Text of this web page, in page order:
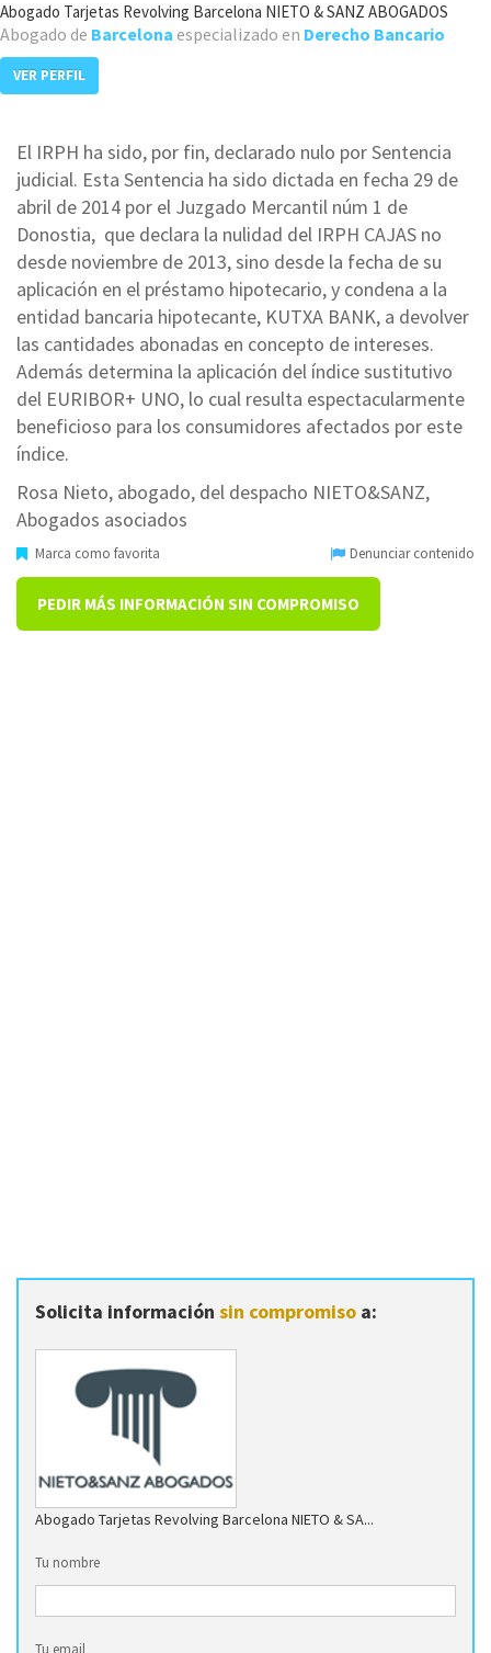
Abogado Tarjetas Revolving Barcelona NIETO & SANZ ABOGADOS
Abogado de Barcelona especializado en Derecho Bancario
VER PERFIL
El IRPH ha sido, por fin, declarado nulo por Sentencia
judicial. Esta Sentencia ha sido dictada en fecha 29 de
abril de 2014 por el Juzgado Mercantil núm 1 de
Donostia, que declara la nulidad del IRPH CAJAS no
desde noviembre de 2013, sino desde la fecha de su
aplicación en el préstamo hipotecario, y condena a la
entidad bancaria hipotecante, KUTXA BANK, a devolver
las cantidades abonadas en concepto de intereses.
Además determina la aplicación del índice sustitutivo
del EURIBOR+ UNO, lo cual resulta espectacularmente
beneficioso para los consumidores afectados por este
índice.
Rosa Nieto, abogado, del despacho NIETO&SANZ,
Abogados asociados
Marca como favorita Denunciar contenido
PEDIR MÁS INFORMACIÓN SIN COMPROMISO
Solicita información sin compromiso a:
Abogado Tarjetas Revolving Barcelona NIETO & SA...
Tu nombre
Tu email